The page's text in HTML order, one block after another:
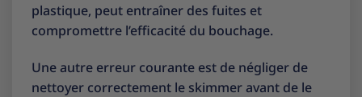
plastique, peut entraîner des fuites et
compromettre l’efficacité du bouchage.
Une autre erreur courante est de négliger de
nettoyer correctement le skimmer avant de le